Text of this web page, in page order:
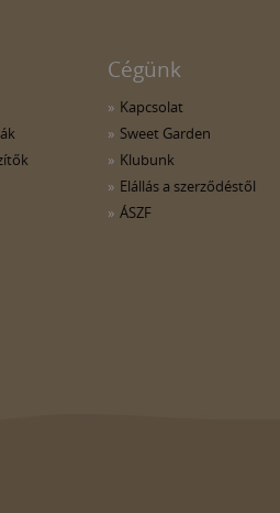
Cégünk
Kapcsolat
Sweet Garden
Klubunk
Elállás a szerződéstől
ÁSZF